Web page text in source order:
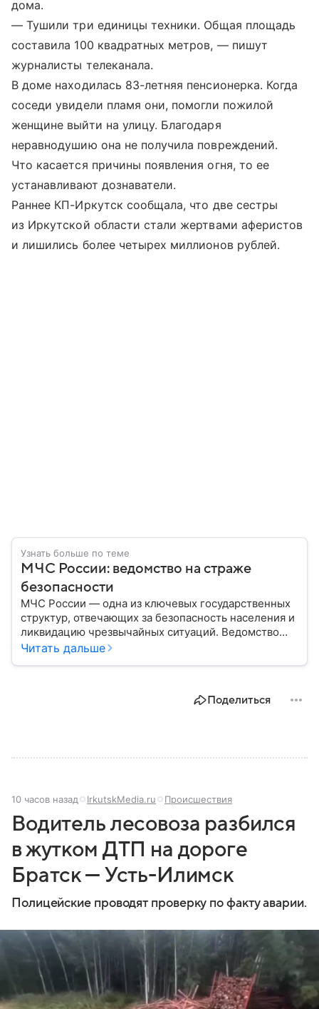
дома.
— Тушили три единицы техники. Общая площадь
составила 100 квадратных метров, — пишут
журналисты телеканала.
В доме находилась 83-летняя пенсионерка. Когда
соседи увидели пламя они, помогли пожилой
женщине выйти на улицу. Благодаря
неравнодушию она не получила повреждений.
Что касается причины появления огня, то ее
устанавливают дознаватели.
Раннее КП-Иркутск сообщала, что две сестры
из Иркутской области стали жертвами аферистов
и лишились более четырех миллионов рублей.
Узнать больше по теме
МЧС России: ведомство на страже
безопасности
МЧС России — одна из ключевых государственных
структур, отвечающих за безопасность населения и
ликвидацию чрезвычайных ситуаций. Ведомство
играет важную роль в защите граждан от
задачи выполняет и какую роль играет в
Читать дальше
Поделиться
10 часов назад IrkutskMedia.ru Происшествия
Водитель лесовоза разбился
в жутком ДТП на дороге
Братск — Усть-Илимск
Полицейские проводят проверку по факту аварии.